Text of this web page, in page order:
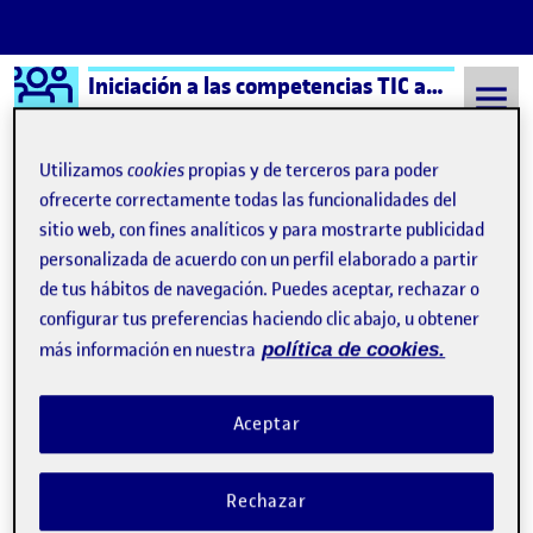
Saltar al contenido
Logo Ágora Iniciación a las competencias TIC aula 7
Semestre 20221 - Aula 7 Amal Ghamrissi Noua
Amal Ghamrissi Noua
Cierre del portafolio
Publicado por
Amal Ghamrissi Noua
Fecha de publicación15 enero, 2023 12:03 pm
-comentario
Saludos a todos y a todas: Para todos mis compañeros tanto
como en el aula, como mi equipazo, Remedios y Miguel, deciros
que ya estamos en la recta final. ¡Enhorabuena! ¿Cómo estais?
¿Qué tal os ha ido? Decir que este semestre ha sido difícil para
Utilizamoscookies propias y de terceros para poder
ofrecerte correctamente todas las funcionalidades del
sitio web, con fines analíticos y para mostrarte publicidad
personalizada de acuerdo con un perfil elaborado a partir
de tus hábitos de navegación. Puedes aceptar, rechazar o
configurar tus preferencias haciendo clic abajo, u obtener
más información en nuestra política de cookies.
Rechazar
Aceptar